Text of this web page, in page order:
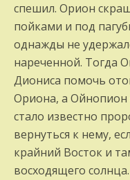
спешил. Орион
пойками и под
однажды не
нареченной. Тогда
Диониса помочь
Ориона, а Ойнопион
стало известно
вернуться к нему,
крайний Во­сток и
восходя­щего